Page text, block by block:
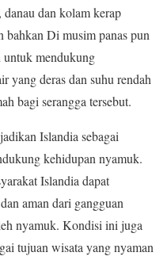
dan kolam kerap
bahkan Di musim panas pun
untuk mendukung
yang deras dan suhu rendah
bagi serangga tersebut.
Islandia sebagai
kehidupan nyamuk.
Islandia dapat
aman dari gangguan
nyamuk. Kondisi ini juga
tujuan wisata yang nyaman